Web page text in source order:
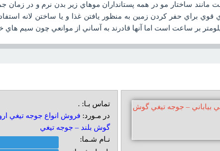
ساختار مو در همه پستانداران موهاي زير بدن نرم و در زمان
قوي براي حفر کردن زمين به منظور يافتن غذا و يا ساختن لانه
تماس بـا: .
در مـورد: فروش انواع جوجه تيغي
گوش بلند – جوجه تيغي
نـام شـما: